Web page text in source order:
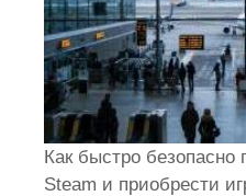
Как быстро безопасно
Steam и приобрести